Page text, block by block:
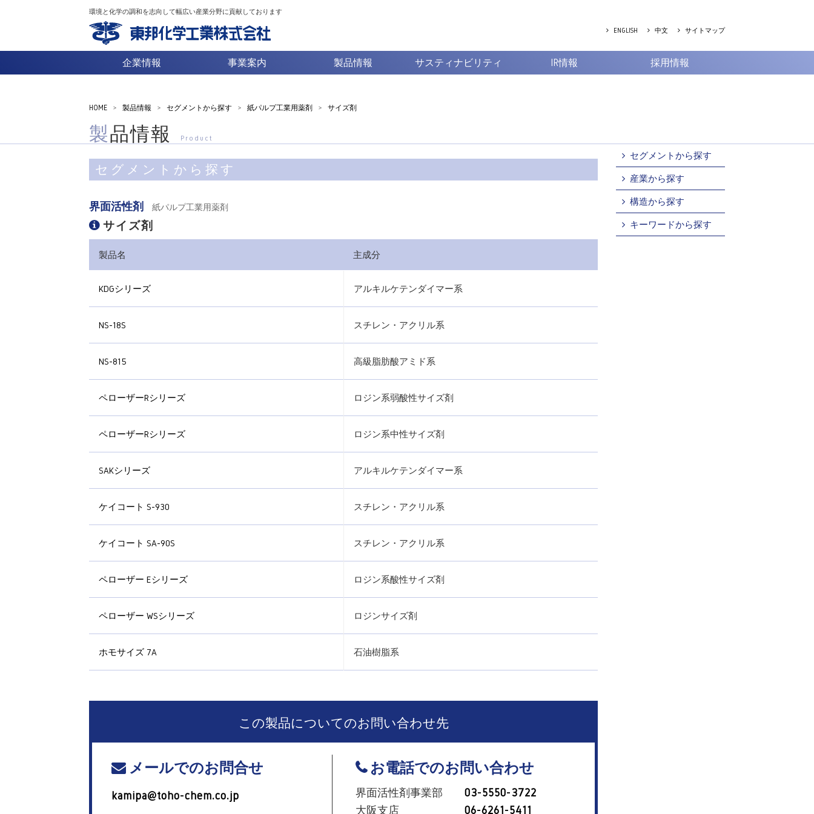
環境と化学の調和を志向して幅広い産業分野に貢献しております
ENGLISH 中文 サイトマップ
企業情報 事業案内 製品情報 サスティナビリティ IR情報 採用情報
HOME > 製品情報 > セグメントから探す > 紙パルプ工業用薬剤 > サイズ剤
製品情報 Product
セグメントから探す
界面活性剤 紙パルプ工業用薬剤
サイズ剤
製品名 主成分
KDGシリーズ アルキルケテンダイマー系
NS-18S スチレン・アクリル系
NS-815 高級脂肪酸アミド系
ペローザーRシリーズ ロジン系弱酸性サイズ剤
ペローザーRシリーズ ロジン系中性サイズ剤
SAKシリーズ アルキルケテンダイマー系
ケイコート S-930 スチレン・アクリル系
ケイコート SA-90S スチレン・アクリル系
ペローザー Eシリーズ ロジン系酸性サイズ剤
ペローザー WSシリーズ ロジンサイズ剤
ホモサイズ 7A 石油樹脂系
この製品についてのお問い合わせ先
メールでのお問合せ
kamipa@toho-chem.co.jp
お電話でのお問い合わせ
界面活性剤事業部
03-5550-3722
大阪支店
06-6261-5411
セグメントから探す
産業から探す
構造から探す
キーワードから探す